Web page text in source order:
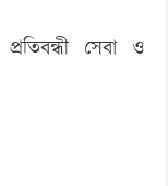
সেবা ও